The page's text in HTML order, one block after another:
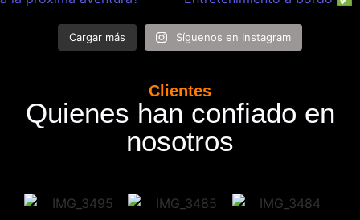
Cargar más Síguenos en Instagram
Clientes
Quienes han confiado en
nosotros